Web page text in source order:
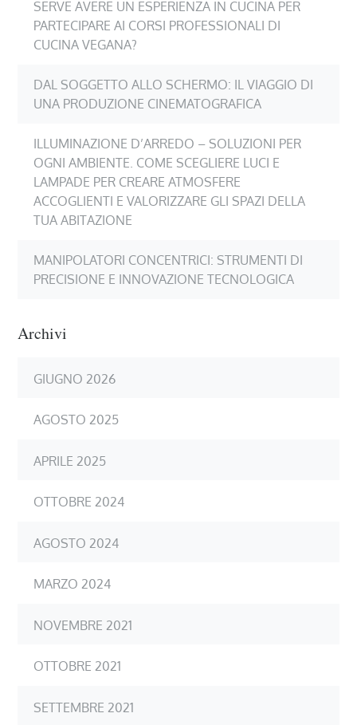
SERVE AVERE UN ESPERIENZA IN CUCINA PER
PARTECIPARE AI CORSI PROFESSIONALI DI
CUCINA VEGANA?
DAL SOGGETTO ALLO SCHERMO: IL VIAGGIO DI
UNA PRODUZIONE CINEMATOGRAFICA
ILLUMINAZIONE D’ARREDO – SOLUZIONI PER
OGNI AMBIENTE. COME SCEGLIERE LUCI E
LAMPADE PER CREARE ATMOSFERE
ACCOGLIENTI E VALORIZZARE GLI SPAZI DELLA
TUA ABITAZIONE
MANIPOLATORI CONCENTRICI: STRUMENTI DI
PRECISIONE E INNOVAZIONE TECNOLOGICA
Archivi
GIUGNO 2026
AGOSTO 2025
APRILE 2025
OTTOBRE 2024
AGOSTO 2024
MARZO 2024
NOVEMBRE 2021
OTTOBRE 2021
SETTEMBRE 2021